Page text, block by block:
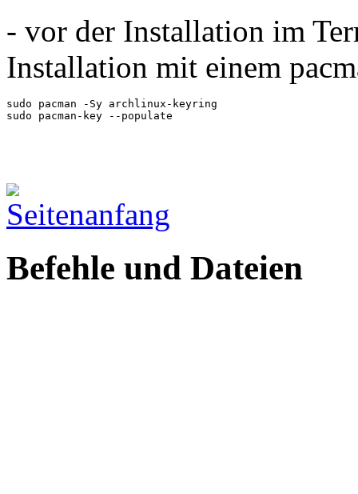
- vor der Installation im
Installation mit einem
sudo pacman -Sy archlinux-keyring
sudo pacman-key --populate
Befehle und Dateien